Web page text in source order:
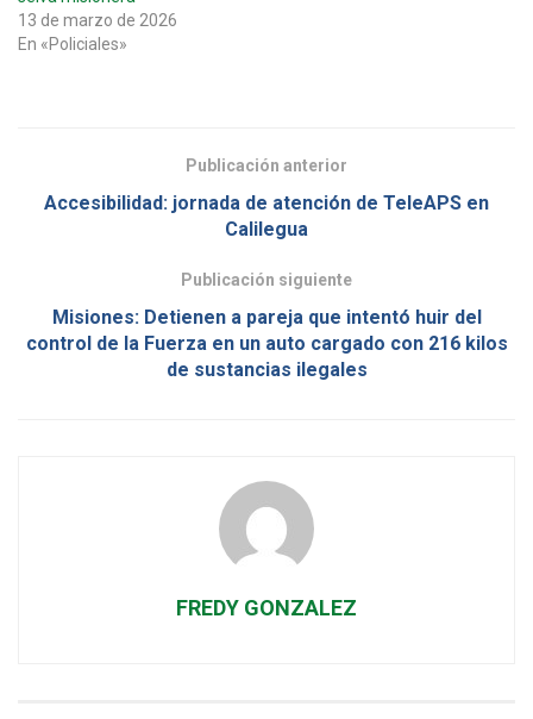
13 de marzo de 2026
En «Policiales»
Publicación anterior
Accesibilidad: jornada de atención de TeleAPS en
Calilegua
Publicación siguiente
Misiones: Detienen a pareja que intentó huir del
control de la Fuerza en un auto cargado con 216 kilos
de sustancias ilegales
FREDY GONZALEZ